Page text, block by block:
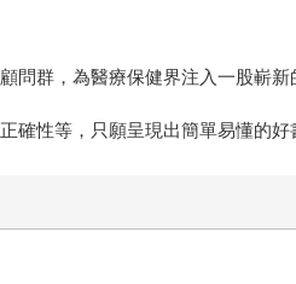
群，為醫療保健界注入一股嶄新
性等，只願呈現出簡單易懂的好